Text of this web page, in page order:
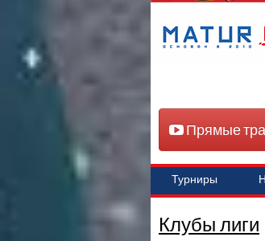
Прямые
Турниры
Клубы лиги